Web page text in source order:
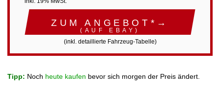
ZUM ANGEBOT*→
(AUF EBAY)
(inkl. detaillierte Fahrzeug-Tabelle)
Tipp: Noch heute kaufen bevor sich morgen der Preis ändert.